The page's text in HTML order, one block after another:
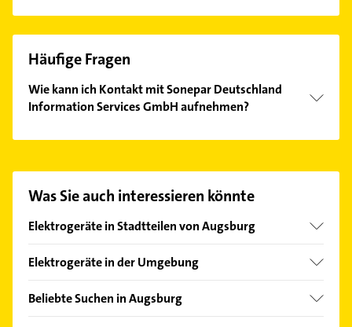
Häufige Fragen
Wie kann ich Kontakt mit Sonepar Deutschland
Information Services GmbH aufnehmen?
auswählen. Hier finden Sie alleKontaktdaten
Was Sie auch interessieren könnte
Elektrogeräte in Stadtteilen von Augsburg
Innenstadt
Elektrogeräte in der Umgebung
Königsbrunn bei Augsburg
Beliebte Suchen in Augsburg